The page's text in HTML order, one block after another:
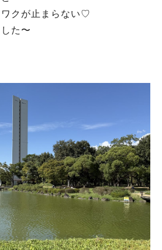
ワクが止まらない♡
た〜